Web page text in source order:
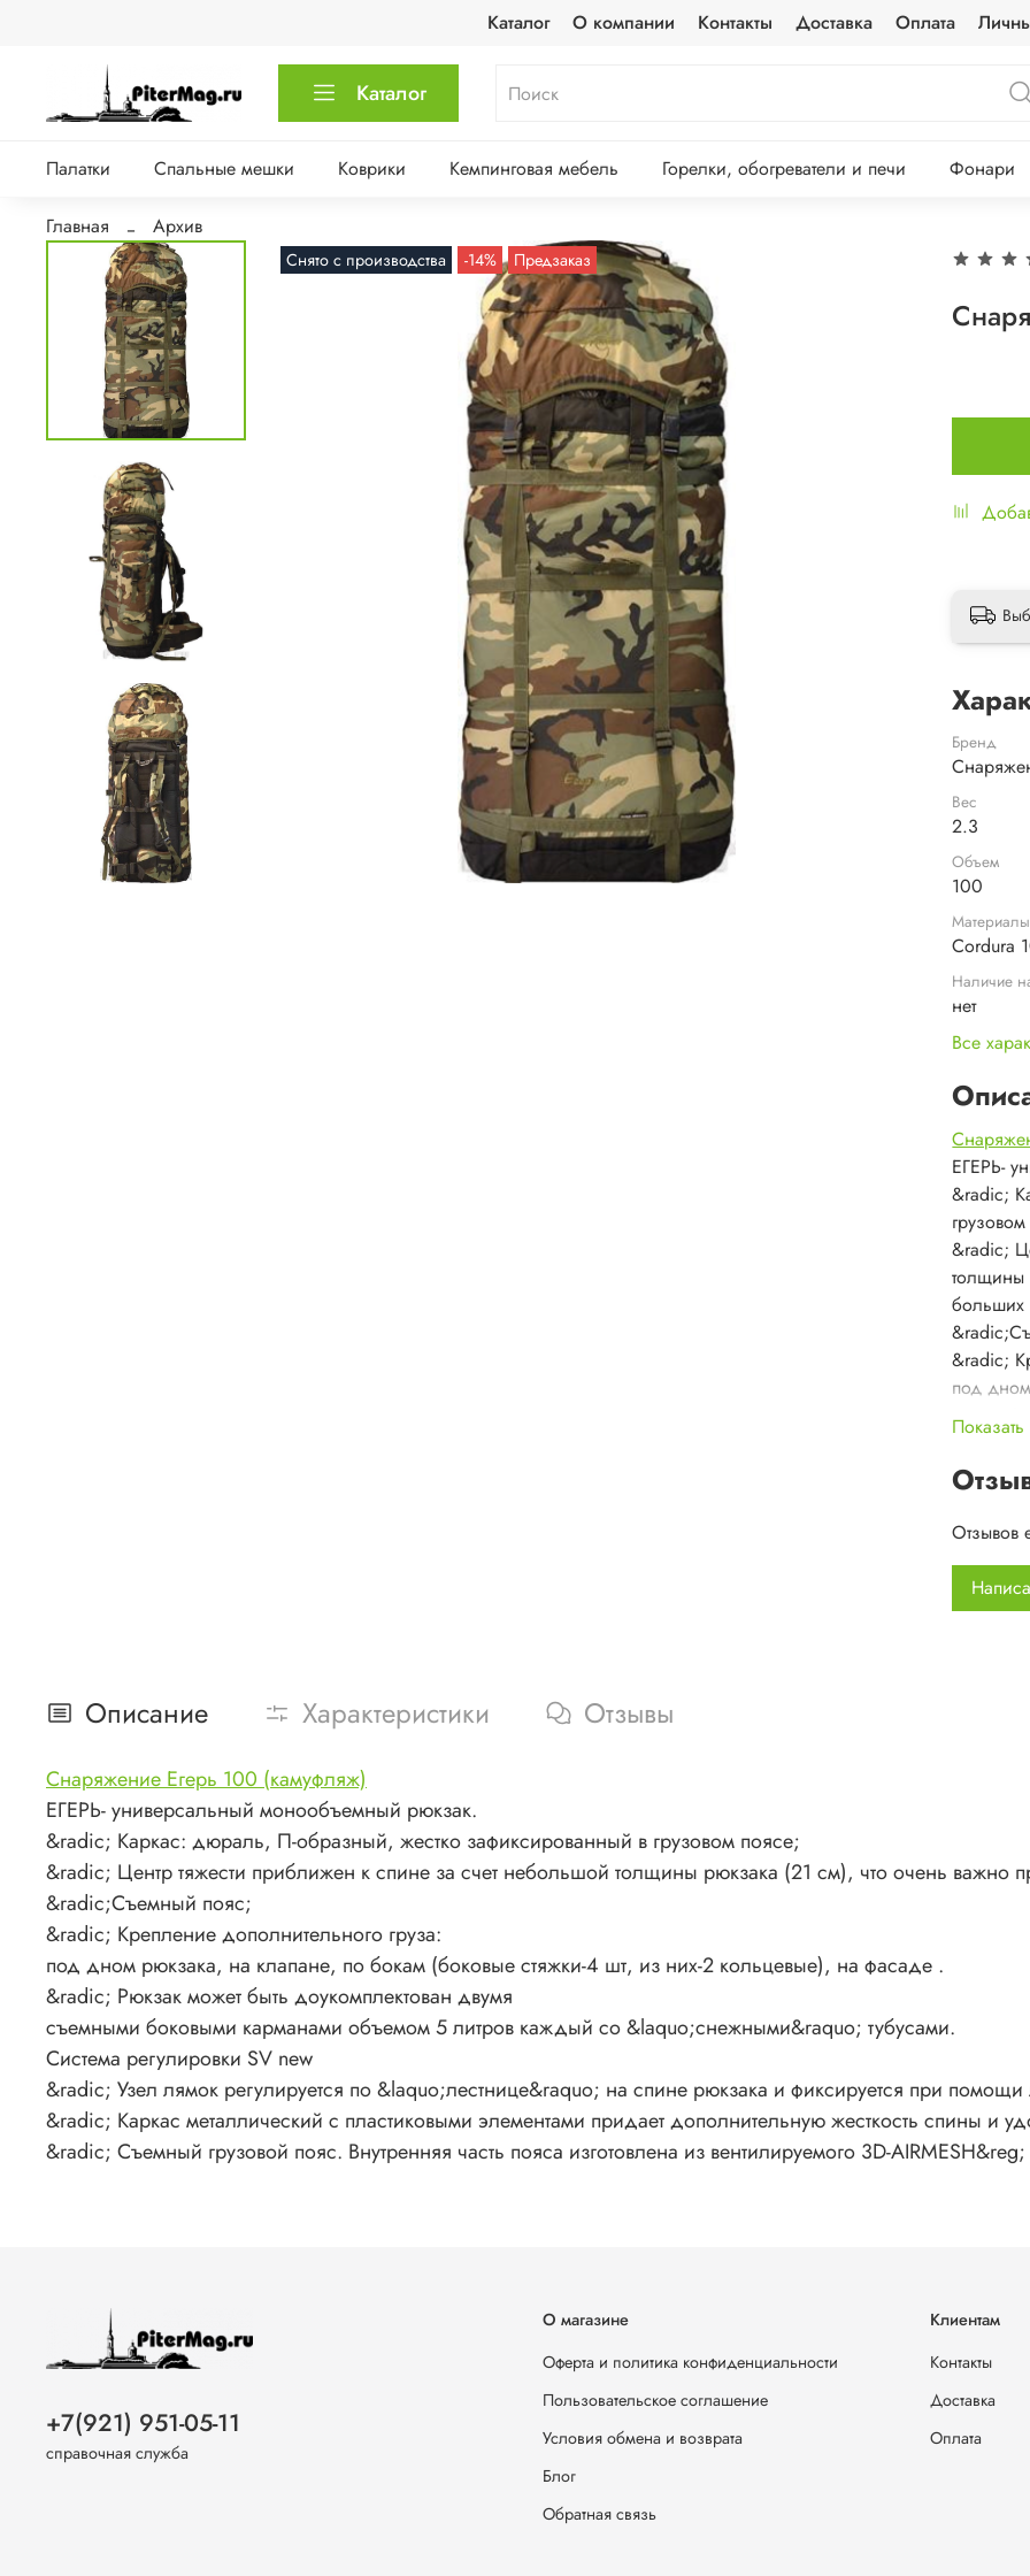
Каталог О компании Контакты Доставка Оплата
Каталог
Палатки Спальные мешки Коврики Кемпинговая мебель Горелки, обогреватели и печи Фонари
Главная Архив
Снято с производства -14% Предзаказ
Бренд
Вес
2.3
Объем
100
Материалы
Cordura
Наличие
нет
Все
ЕГЕРЬ-
&radic;
&radic;
толщины
больших
&radic;
под
из них-2
&radic;
Система
спине
&radic;
Отзывов
Описание Характеристики Отзывы
Снаряжение Егерь 100 (камуфляж)
ЕГЕРЬ- универсальный монообъемный рюкзак.
&radic; Каркас: дюраль, П-образный, жестко зафиксированный в грузовом поясе;
&radic; Центр тяжести приближен к спине за счет небольшой толщины рюкзака (21 см), что очень важно
&radic;Съемный пояс;
&radic; Крепление дополнительного груза:
под дном рюкзака, на клапане, по бокам (боковые стяжки-4 шт, из них-2 кольцевые), на фасаде .
&radic; Рюкзак может быть доукомплектован двумя
съемными боковыми карманами объемом 5 литров каждый со &laquo;снежными&raquo; тубусами.
Система регулировки SV new
&radic; Узел лямок регулируется по &laquo;лестнице&raquo; на спине рюкзака и фиксируется при
&radic; Каркас металлический с пластиковыми элементами придает дополнительную жесткость спины и
&radic; Съемный грузовой пояс. Внутренняя часть пояса изготовлена из вентилируемого 3D-AIRMESH&reg;
О магазине
Оферта и политика конфиденциальности
Пользовательское соглашение
Условия обмена и возврата
Блог
Обратная связь
Клиентам
Контакты
Доставка
Оплата
+7(921) 951-05-11
справочная служба